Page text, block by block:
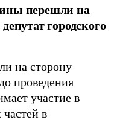
перешли на
городского
на сторону
проведения
участие в
в